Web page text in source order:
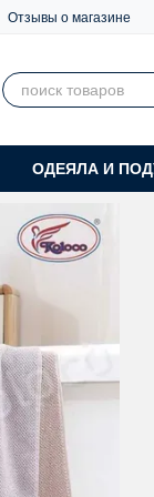
Отзывы о магазине
ОДЕЯЛА И